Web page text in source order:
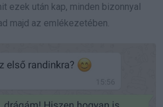
ezek után kap, minden bizonnyal
majd az emlékezetében.